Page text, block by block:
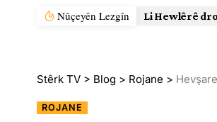
Nûçeyên Lezgîn Li Hewlêrê
Stêrk TV > Blog > Rojane >
ROJANE